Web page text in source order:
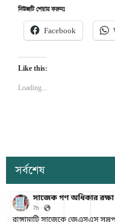
নিউজটি শেয়ার করুনঃ
Facebook
Like this:
Loading...
সর্বশেষ